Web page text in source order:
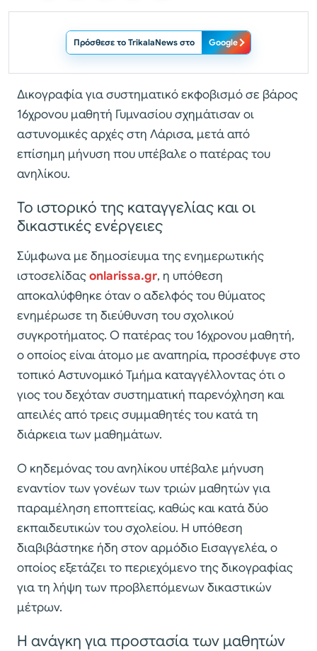
Πρόσθεσε το TrikalaNews στο Google
Δικογραφία για συστηματικό εκφοβισμό σε βάρος
16χρονου μαθητή Γυμνασίου σχημάτισαν οι
αστυνομικές αρχές στη Λάρισα, μετά από
επίσημη μήνυση που υπέβαλε ο πατέρας του
ανηλίκου.
Το ιστορικό της καταγγελίας και οι
δικαστικές ενέργειες
Σύμφωνα με δημοσίευμα της ενημερωτικής
ιστοσελίδαςonlarissa.gr, η υπόθεση
αποκαλύφθηκε όταν ο αδελφός του θύματος
ενημέρωσε τη διεύθυνση του σχολικού
συγκροτήματος. Ο πατέρας του 16χρονου μαθητή,
ο οποίος είναι άτομο με αναπηρία, προσέφυγε στο
τοπικό Αστυνομικό Τμήμα καταγγέλλοντας ότι ο
γιος του δεχόταν συστηματική παρενόχληση και
απειλές από τρεις συμμαθητές του κατά τη
διάρκεια των μαθημάτων.
Ο κηδεμόνας του ανηλίκου υπέβαλε μήνυση
εναντίον των γονέων των τριών μαθητών για
παραμέληση εποπτείας, καθώς και κατά δύο
εκπαιδευτικών του σχολείου. Η υπόθεση
διαβιβάστηκε ήδη στον αρμόδιο Εισαγγελέα, ο
οποίος εξετάζει το περιεχόμενο της δικογραφίας
για τη λήψη των προβλεπόμενων δικαστικών
μέτρων.
Η ανάγκη για προστασία των μαθητών